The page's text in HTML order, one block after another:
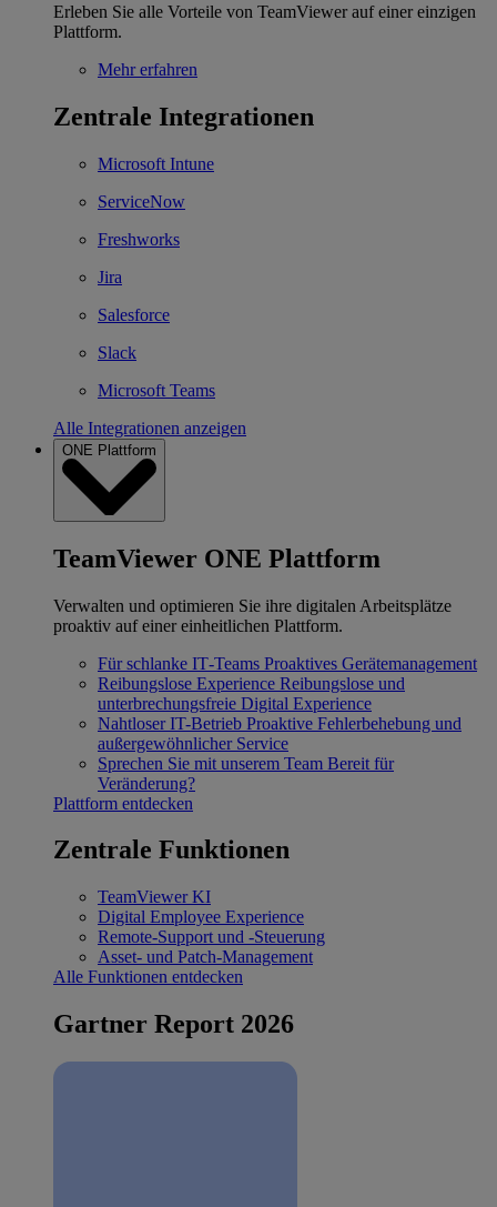
Erleben Sie alle Vorteile von TeamViewer auf einer einzigen
Plattform.
Mehr erfahren
Zentrale Integrationen
Microsoft Intune
ServiceNow
Freshworks
Jira
Salesforce
Slack
Microsoft Teams
Alle Integrationen anzeigen
ONE Plattform
TeamViewer ONE Plattform
Verwalten und optimieren Sie ihre digitalen Arbeitsplätze
proaktiv auf einer einheitlichen Plattform.
Für schlanke IT‐Teams Proaktives Gerätemanagement
Reibungslose Experience Reibungslose und
unterbrechungsfreie Digital Experience
Nahtloser IT-Betrieb Proaktive Fehlerbehebung und
außergewöhnlicher Service
Sprechen Sie mit unserem Team Bereit für
Veränderung?
Plattform entdecken
Zentrale Funktionen
TeamViewer KI
Digital Employee Experience
Remote-Support und -Steuerung
Asset- und Patch-Management
Alle Funktionen entdecken
Gartner Report 2026